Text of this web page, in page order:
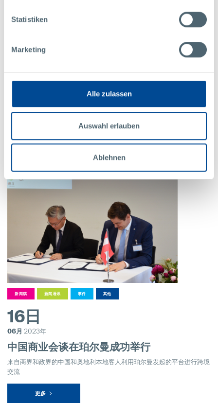
Statistiken
Marketing
Alle zulassen
Auswahl erlauben
Ablehnen
新闻稿
07月2023年
在珀尔曼召开的精益圈会议聚焦数字化
StEP-Up企业平台为其成员公司提供了参与跨行业和跨公司精益圈的机
会，以便相互学习。最近的一次会议在珀尔曼总部Karlstein举行。
更多
新闻稿 新闻通讯 事件 其他
16日
06月 2023年
中国商业会谈在珀尔曼成功举行
来自商界和政界的中国和奥地利本地客人利用珀尔曼发起的平台进行跨境
交流
更多